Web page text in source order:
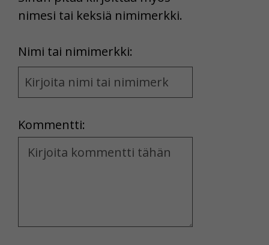
nimesi tai keksiä nimimerkki.
Nimi tai nimimerkki:
Name
and
Kommentti:
Kommentti